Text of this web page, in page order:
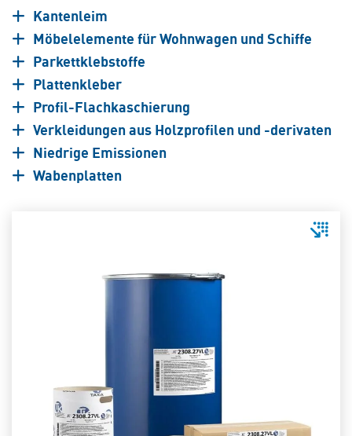
Kantenleim
Möbelelemente für Wohnwagen und Schiffe
Parkettklebstoffe
Plattenkleber
Profil-Flachkaschierung
Verkleidungen aus Holzprofilen und -derivaten
Niedrige Emissionen
Wabenplatten